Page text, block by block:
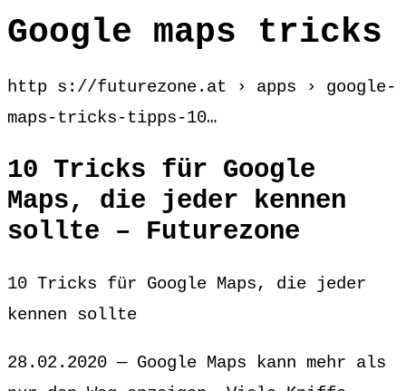
Google maps tricks
http s://futurezone.at › apps › google-
maps-tricks-tipps-10…
10 Tricks für Google
Maps, die jeder kennen
sollte – Futurezone
10 Tricks für Google Maps, die jeder
kennen sollte
28.02.2020 — Google Maps kann mehr als